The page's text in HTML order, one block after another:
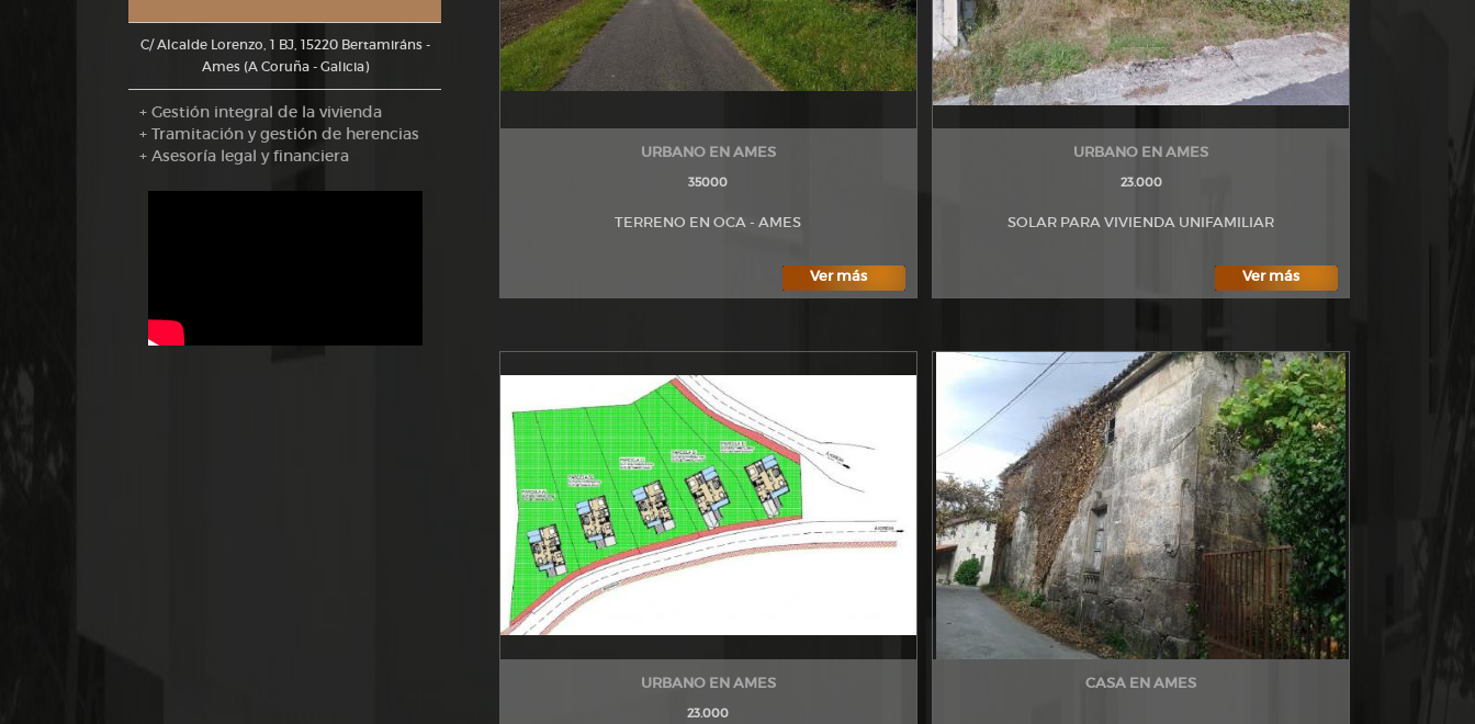
C/ Alcalde Lorenzo, 1 BJ, 15220 Bertamiráns -
Ames (A Coruña - Galicia)
+ Gestión integral de la vivienda
+ Tramitación y gestión de herencias
+ Asesoría legal y financiera
URBANO EN AMES
35000
TERRENO EN OCA - AMES
Ver más
URBANO EN AMES
23.000
SOLAR PARA VIVIENDA UNIFAMILIAR
Ver más
URBANO EN AMES
23.000
CASA EN AMES